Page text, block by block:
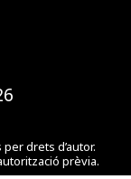
drets d’autor.
prèvia.